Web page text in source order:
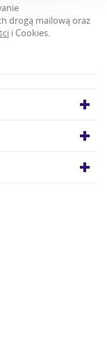
drogą mailową oraz
i Cookies.